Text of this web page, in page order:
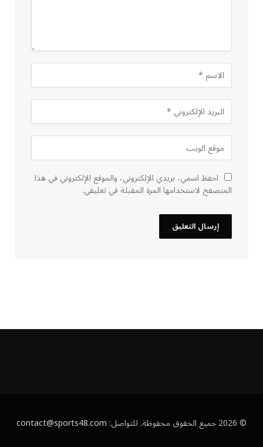
احفظ اسمي، بريدي الإلكتروني، والموقع الإلكتروني في هذا
المتصفح لاستخدامها المرة المقبلة في تعليقي.
© 2026 جميع الحقوق محفوظة. للتواصل: contact@sports48.com